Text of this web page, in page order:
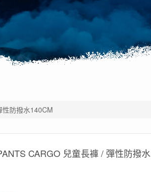
防撥水140CM
CARGO 兒童長褲 / 彈性防撥水